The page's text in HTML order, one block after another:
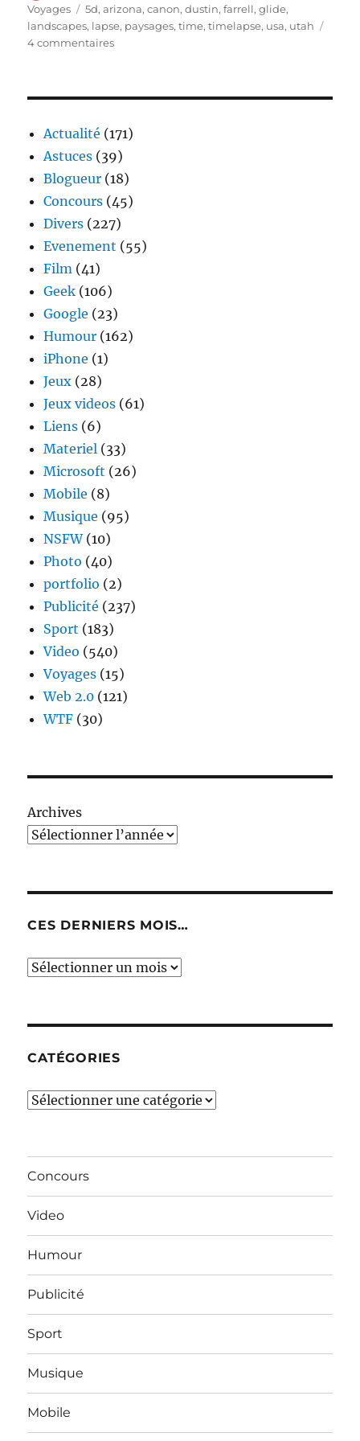
le
Voyages
Étiquettes
5d,arizona,canon,dustin,farrell,glide,
landscapes, lapse, paysages,time,timelapse, usa, utah
4 commentairessur
Actualité (171)
Astuces (39)
Blogueur (18)
Concours (45)
Divers (227)
Evenement (55)
Film (41)
Geek (106)
Google (23)
Humour (162)
iPhone (1)
Jeux (28)
Jeux videos (61)
Liens (6)
Materiel (33)
Microsoft (26)
Mobile (8)
Musique (95)
NSFW(10)
Photo (40)
portfolio (2)
Publicité (237)
Sport (183)
Video (540)
Voyages (15)
Web 2.0 (121)
WTF (30)
Archives
CES DERNIERS MOIS…
Ces
CATÉGORIES
Catégories
Concours
Video
Humour
Publicité
Sport
Musique
Mobile